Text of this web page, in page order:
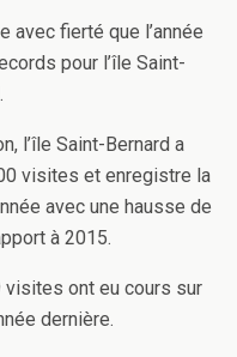
avec fierté que l’année
pour l’île Saint-
l’île Saint-Bernard a
visites et enregistre la
avec une hausse de
à 2015.
visites ont eu cours sur
dernière.